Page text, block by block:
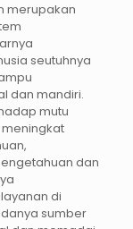
merupakan
seutuhnya
dan mandiri.
mutu
dan
di
sumber